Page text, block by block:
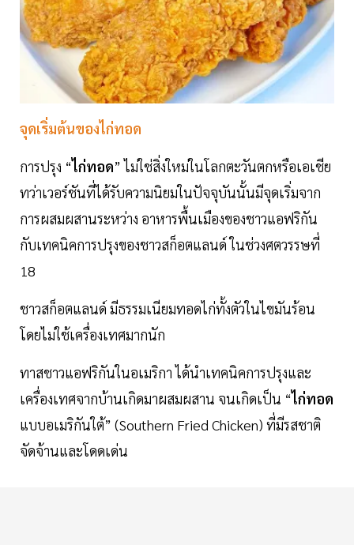
จุดเริ่มต้นของไก่ทอด
การปรุง “ไก่ทอด” ไม่ใช่สิ่งใหม่ในโลกตะวันตกหรือเอเชีย
ทว่าเวอร์ชันที่ได้รับความนิยมในปัจจุบันนั้นมีจุดเริ่มจาก
การผสมผสานระหว่าง อาหารพื้นเมืองของชาวแอฟริกัน
กับเทคนิคการปรุงของชาวสก็อตแลนด์ ในช่วงศตวรรษที่
18
ชาวสก็อตแลนด์ มีธรรมเนียมทอดไก่ทั้งตัวในไขมันร้อน
โดยไม่ใช้เครื่องเทศมากนัก
ทาสชาวแอฟริกันในอเมริกา ได้นำเทคนิคการปรุงและ
เครื่องเทศจากบ้านเกิดมาผสมผสาน จนเกิดเป็น “ไก่ทอด
แบบอเมริกันใต้” (Southern Fried Chicken) ที่มีรสชาติ
จัดจ้านและโดดเด่น